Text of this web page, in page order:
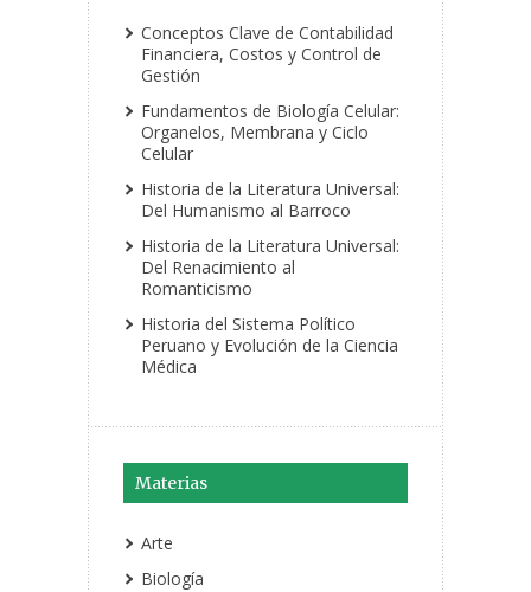
Conceptos Clave de Contabilidad
Financiera, Costos y Control de
Gestión
Fundamentos de Biología Celular:
Organelos, Membrana y Ciclo
Celular
Historia de la Literatura Universal:
Del Humanismo al Barroco
Historia de la Literatura Universal:
Del Renacimiento al
Romanticismo
Historia del Sistema Político
Peruano y Evolución de la Ciencia
Médica
Materias
Arte
Biología